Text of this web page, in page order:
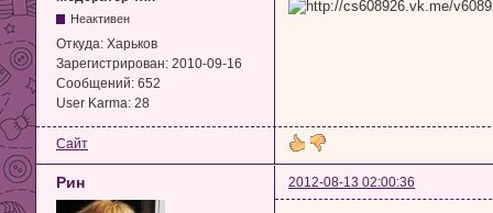
Неактивен
Откуда: Харьков
Зарегистрирован: 2010-09-16
Сообщений: 652
User Karma: 28
Сайт
Рин 2012-08-13 02:00:36